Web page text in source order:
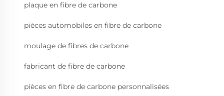
plaque en fibre de carbone
pièces automobiles en fibre de carbone
moulage de fibres de carbone
fabricant de fibre de carbone
pièces en fibre de carbone personnalisées